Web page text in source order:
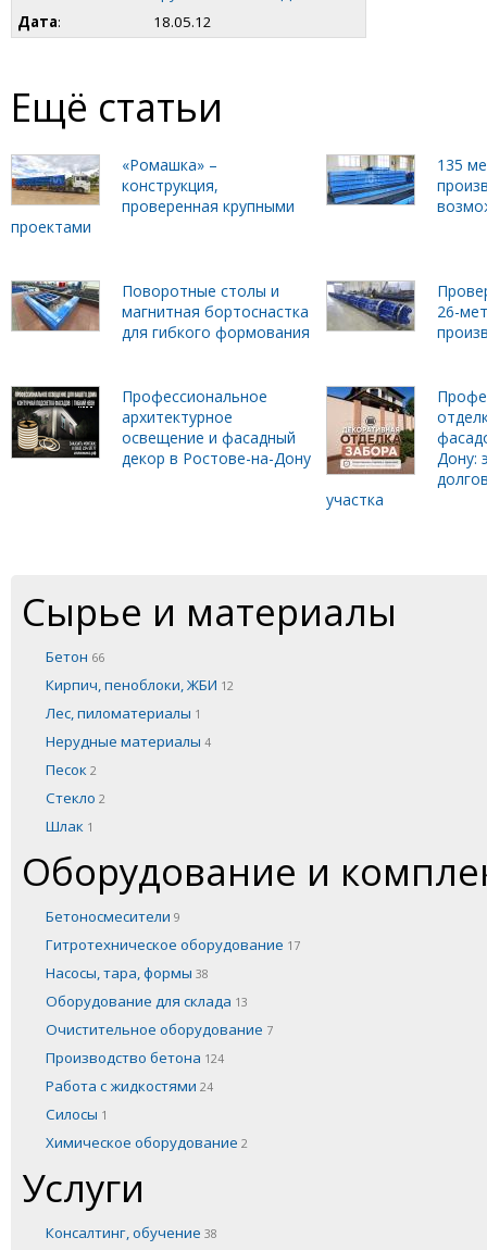
Дата: 18.05.12
Ещё статьи
«Ромашка» –
конструкция,
проверенная крупными
проектами
135
Поворотные столы и
магнитная бортоснастка
для гибкого формования
26-
Профессиональное
архитектурное
освещение и фасадный
декор в Ростове-на-Дону
Дону:
участка
Сырье и материалы
Бетон 66
Кирпич, пеноблоки, ЖБИ 12
Лес, пиломатериалы 1
Нерудные материалы 4
Песок 2
Стекло 2
Шлак 1
Оборудование и
Бетоносмесители 9
Гитротехническое оборудование 17
Насосы, тара, формы 38
Оборудование для склада 13
Очистительное оборудование 7
Производство бетона 124
Работа с жидкостями 24
Силосы 1
Химическое оборудование 2
Услуги
Консалтинг, обучение 38